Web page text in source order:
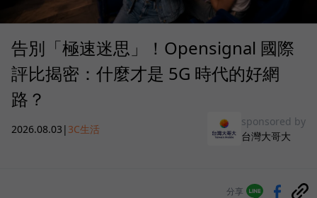
告別「極速迷思」！Opensignal 國際
評比揭密：什麼才是 5G 時代的好網
路？
2026.08.03 | 3C生活
sponsored by
台灣大哥大
分享